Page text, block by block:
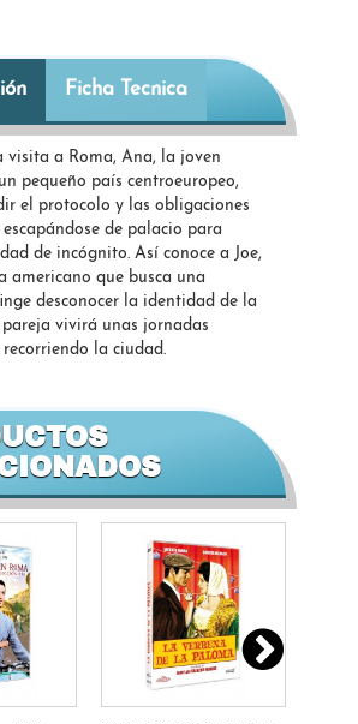
Ficha Tecnica
visita a Roma, Ana, la joven
pequeño país centroeuropeo,
el protocolo y las obligaciones
de palacio para
de incógnito. Así conoce a Joe,
americano que busca una
desconocer la identidad de la
pareja vivirá unas jornadas
la ciudad.